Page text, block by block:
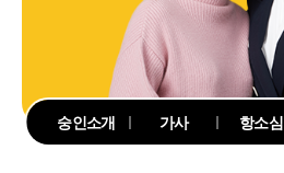
숭인소개 가사 항소심